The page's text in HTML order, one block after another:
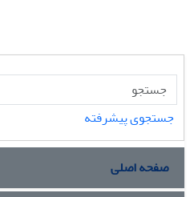
جستجوی پیشرفته
صفحه اصلی